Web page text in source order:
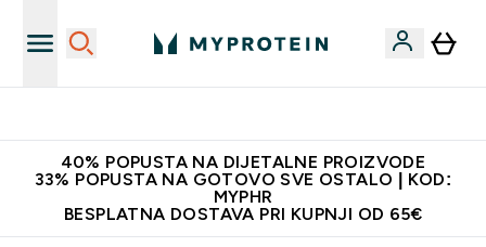
40% POPUSTA NA DIJETALNE PROIZVODE
33% POPUSTA NA GOTOVO SVE OSTALO | KOD:
MYPHR
BESPLATNA DOSTAVA PRI KUPNJI OD 65€